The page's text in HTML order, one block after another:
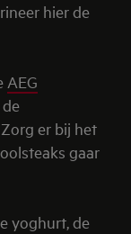
hier de
AEG
er bij het
gaar
yoghurt, de